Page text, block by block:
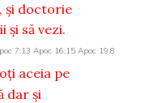
şi doctorie
şi să vezi.
7:13 Apoc 16:15 Apoc 19:8
aceia pe
dar şi